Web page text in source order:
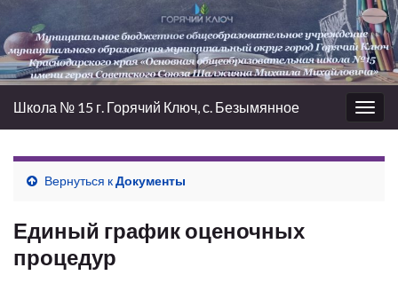
Вкл/
выкл
Школа № 15 г. Горячий Ключ, с. Безымянное
Вернуться кДокументы
Единый график оценочных
процедур